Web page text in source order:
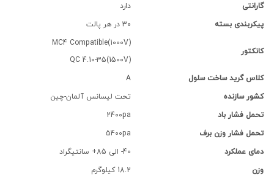
گارانتی
دارد
پیکربندی بسته
30 در هر پالت
کانکتور
MC4 Compatible(1000V)
QC 4.10-35(1500V)
کلاس گرید ساخت سلول
کشور سازنده
تحت لیسانس آلمان-چین
تحمل فشار باد
2400pa
تحمل فشار وزن برف
5400pa
دمای عملکرد
40- الی 85+ سانتیگراد
وزن
18.2 کیلوگرم